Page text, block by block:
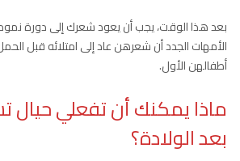
بعد هذا الوقت، يجب أن يعود شعرك إلى دورة
الأمهات الجدد أن شعرهن عاد إلى امتلائه قبل
أطفالهن الأول.
ماذا يمكنك أن تفعلي حيال
بعد الولادة؟